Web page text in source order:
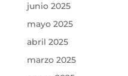
junio 2025
mayo 2025
abril 2025
marzo 2025